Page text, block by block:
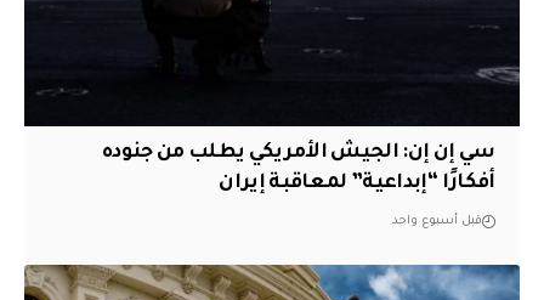
سي إن إن: الجيش الأمريكي يطلب من جنوده
أفكارًا “إبداعية” لمعاقبة إيران
قبل أسبوع واحد